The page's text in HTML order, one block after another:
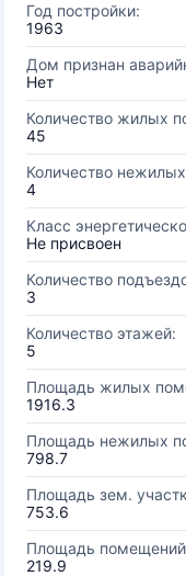
Год постройки:
1963
Дом признан
Нет
Количество жилых
45
Количество
4
Класс
Не присвоен
Количество
3
Количество этажей:
5
Площадь жилых
1916.3
Площадь нежилых
798.7
Площадь зем.
753.6
Площадь
219.9